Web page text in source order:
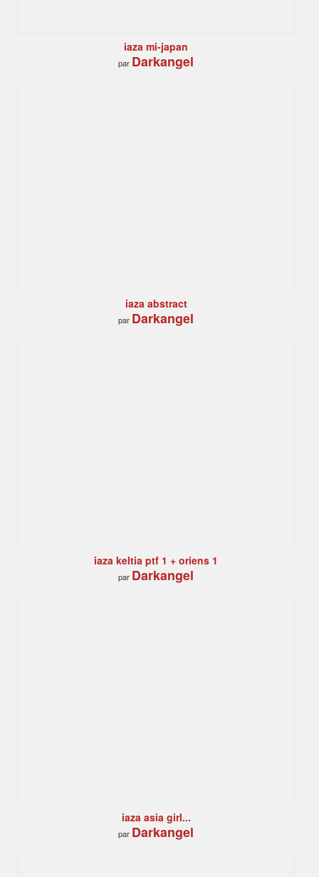
iaza mi-japan
par Darkangel
iaza abstract
par Darkangel
iaza keltia ptf 1 + oriens 1
par Darkangel
iaza asia girl...
par Darkangel